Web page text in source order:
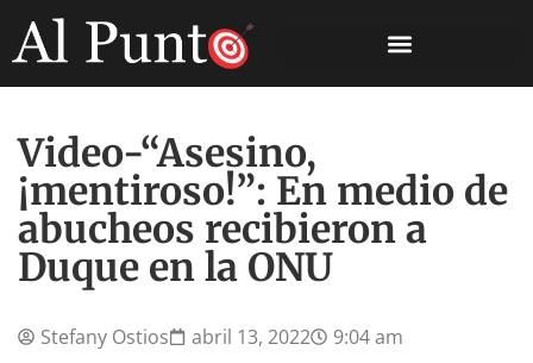
Video-“Asesino,
¡mentiroso!”: En medio de
abucheos recibieron a
Duque en la ONU
Stefany Ostios abril 13, 2022
9:04 am